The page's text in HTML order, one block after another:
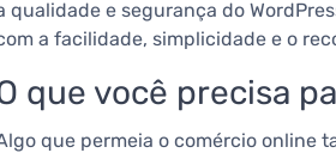
qualidade e segurança do
a facilidade, simplicidade e o
que você precisa
que permeia o comércio online